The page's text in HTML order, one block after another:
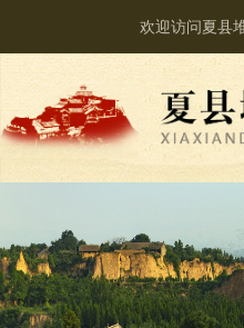
欢迎访问夏县